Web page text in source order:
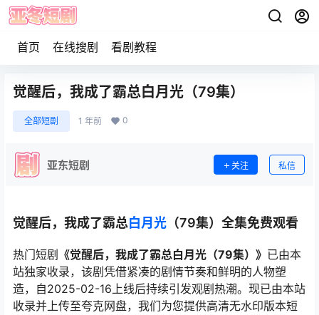
首页 在线搜剧 看剧教程
觉醒后，我成了霸总白月光（79集）
全部短剧 1 年前 0
亚东短剧 关注 私信
觉醒后，我成了霸总白月光 （79集）全集免费观看
热门短剧 《觉醒后，我成了霸总白月光（79集）》 已由本
站独家收录，该剧凭借紧凑的剧情节奏和鲜明的人物塑
造，自2025-02-16上线后持续引发观剧热潮。现已由本站
收录并上传至夸克网盘，我们为您提供高清无水印版本短